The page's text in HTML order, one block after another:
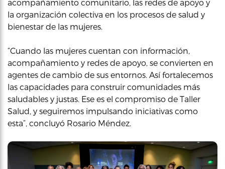
acompañamiento comunitario, las redes de apoyo y
la organización colectiva en los procesos de salud y
bienestar de las mujeres.
“Cuando las mujeres cuentan con información,
acompañamiento y redes de apoyo, se convierten en
agentes de cambio de sus entornos. Así fortalecemos
las capacidades para construir comunidades más
saludables y justas. Ese es el compromiso de Taller
Salud, y seguiremos impulsando iniciativas como
esta”, concluyó Rosario Méndez.